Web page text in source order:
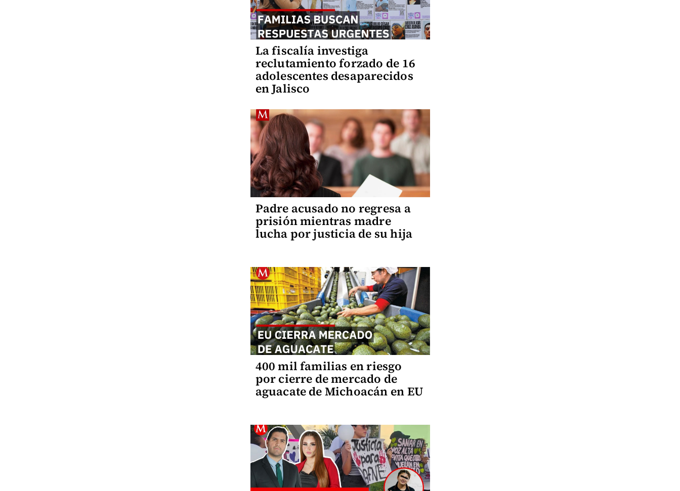
La fiscalía investiga
reclutamiento forzado de 16
adolescentes desaparecidos
en Jalisco
Padre acusado no regresa a
prisión mientras madre
lucha por justicia de su hija
400 mil familias en riesgo
por cierre de mercado de
aguacate de Michoacán en EU